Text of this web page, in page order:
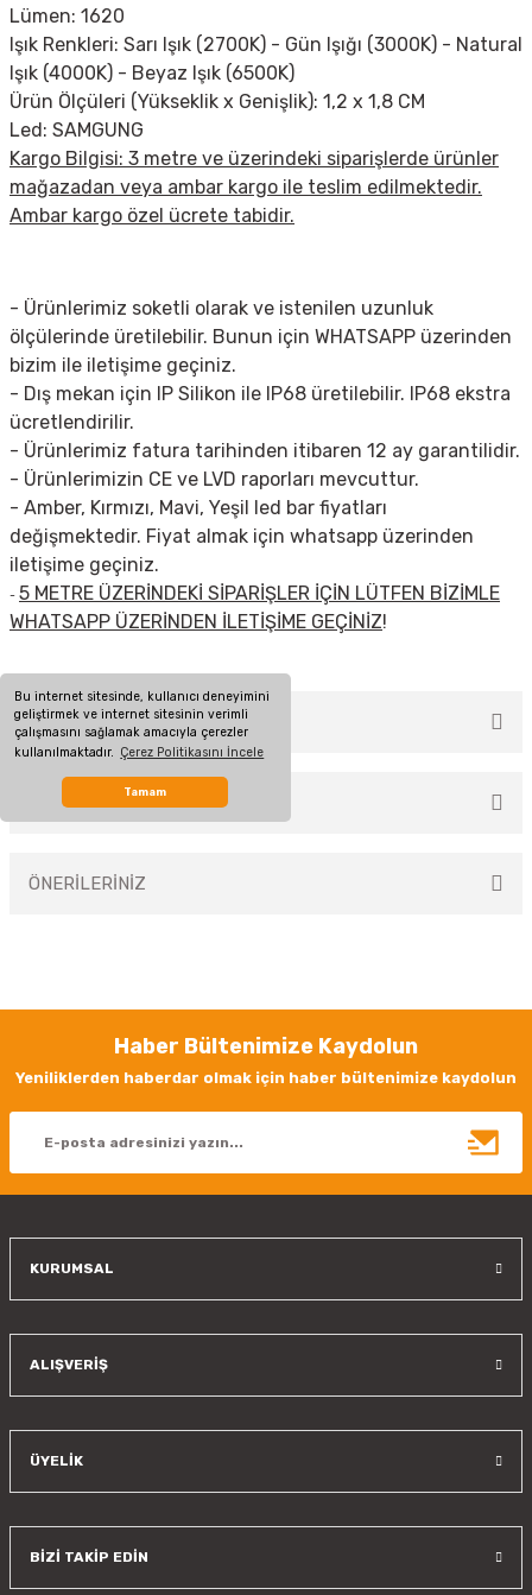
Bu internet sitesinde, kullanıcı deneyimini
geliştirmek ve internet sitesinin verimli
çalışmasını sağlamak amacıyla çerezler
kullanılmaktadır. Çerez Politikasını İncele
Tamam
Lümen: 1620
Işık Renkleri: Sarı Işık (2700K) - Gün Işığı (3000K) - Natural
Işık (4000K) - Beyaz Işık (6500K)
Ürün Ölçüleri (Yükseklik x Genişlik): 1,2 x 1,8 CM
Led: SAMGUNG
Kargo Bilgisi: 3 metre ve üzerindeki siparişlerde ürünler
mağazadan veya ambar kargo ile teslim edilmektedir.
Ambar kargo özel ücrete tabidir.
- Ürünlerimiz soketli olarak ve istenilen uzunluk
ölçülerinde üretilebilir. Bunun için WHATSAPP üzerinden
bizim ile iletişime geçiniz.
- Dış mekan için IP Silikon ile IP68 üretilebilir. IP68 ekstra
ücretlendirilir.
- Ürünlerimiz fatura tarihinden itibaren 12 ay garantilidir.
- Ürünlerimizin CE ve LVD raporları mevcuttur.
- Amber, Kırmızı, Mavi, Yeşil led bar fiyatları
değişmektedir. Fiyat almak için whatsapp üzerinden
iletişime geçiniz.
- 5 METRE ÜZERİNDEKİ SİPARİŞLER İÇİN LÜTFEN BİZİMLE
WHATSAPP ÜZERİNDEN İLETİŞİME GEÇİNİZ!
MÜŞTERİ YORUMLARI
Bu ürüne ilk yorumu siz yapın!
TAKSİT SEÇENEKLERİ
ÖNERİLERİNİZ
Görüş ve önerileriniz için teşekkür ederiz.
Ürün resmi kalitesiz, bozuk veya görüntülenemiyor.
Ürün bilgilerinde hatalar bulunuyor.
Haber Bültenimize Kaydolun
Yeniliklerden haberdar olmak için haber bültenimize kaydolun
KURUMSAL
ALIŞVERİŞ
ÜYELİK
BİZİ TAKİP EDİN